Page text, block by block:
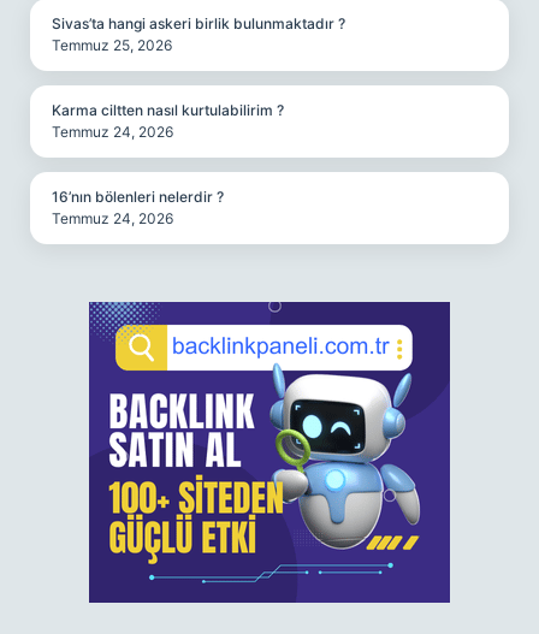
Sivas’ta hangi askeri birlik bulunmaktadır ?
Temmuz 25, 2026
Karma ciltten nasıl kurtulabilirim ?
Temmuz 24, 2026
16’nın bölenleri nelerdir ?
Temmuz 24, 2026